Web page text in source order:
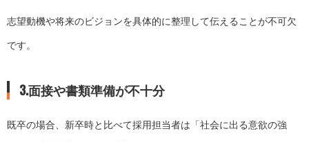
志望動機や将来のビジョンを具体的に整理して伝えることが不可欠
です。
3.面接や書類準備が不十分
既卒の場合、新卒時と比べて採用担当者は「社会に出る意欲の強